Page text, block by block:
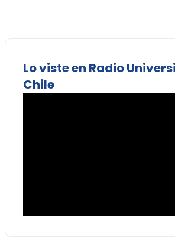
Lo viste en Radio
Chile